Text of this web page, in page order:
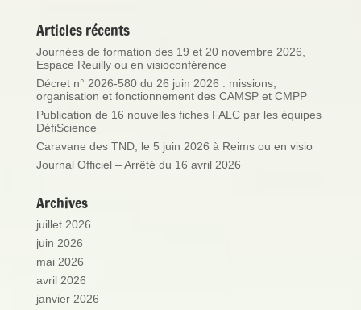
Articles récents
Journées de formation des 19 et 20 novembre 2026,
Espace Reuilly ou en visioconférence
Décret n° 2026-580 du 26 juin 2026 : missions,
organisation et fonctionnement des CAMSP et CMPP
Publication de 16 nouvelles fiches FALC par les équipes
DéfiScience
Caravane des TND, le 5 juin 2026 à Reims ou en visio
Journal Officiel – Arrêté du 16 avril 2026
Archives
juillet 2026
juin 2026
mai 2026
avril 2026
janvier 2026